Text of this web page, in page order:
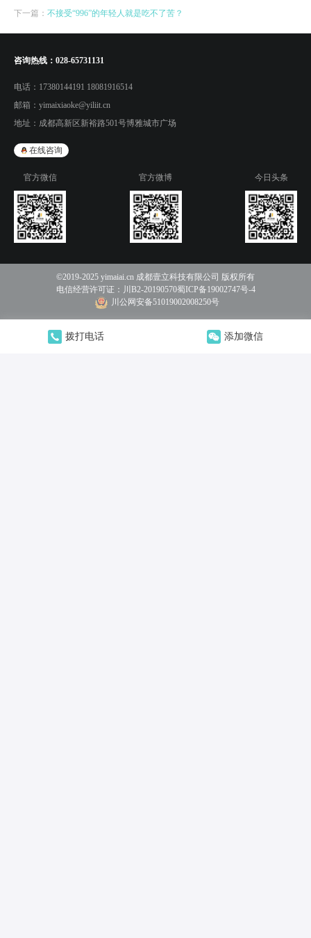
下一篇： 不接受“996”的年轻人就是吃不了苦？
拨打电话 添加微信
咨询热线： 028-65731131
电话： 17380144191 18081916514
邮箱： yimaixiaoke@yiliit.cn
地址： 成都高新区新裕路501号博雅城市广场
在线咨询
官方微信 官方微博 今日头条
©2019-2025 yimaiai.cn 成都壹立科技有限公司 版权所有
电信经营许可证： 川B2-20190570蜀ICP备19002747号-4
川公网安备51019002008250号